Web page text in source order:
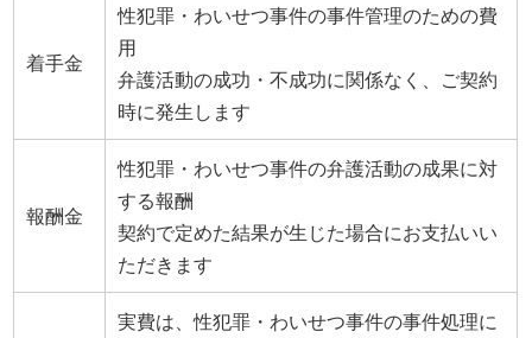
着手金
性犯罪・わいせつ事件の事件管理のための費
用
弁護活動の成功・不成功に関係なく、ご契約
時に発生します
報酬金
性犯罪・わいせつ事件の弁護活動の成果に対
する報酬
契約で定めた結果が生じた場合にお支払いい
ただきます
実費は、性犯罪・わいせつ事件の事件処理に